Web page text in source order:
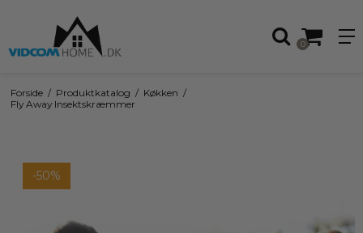
0
Forside / Produktkatalog / Køkken /
Fly Away Insektskræmmer
-50%